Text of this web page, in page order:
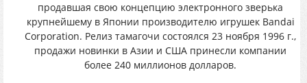
продавшая свою концепцию электронного зверька
крупнейшему в Японии производителю игрушек Bandai
Corporation. Релиз тамагочи состоялся 23 ноября 1996 г.,
продажи новинки в Азии и США принесли компании
более 240 миллионов долларов.